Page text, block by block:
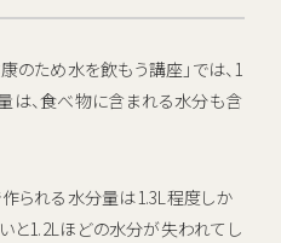
のため水を飲もう講座」では、1
は、食べ物に含まれる水分も含
られる水分量は1.3L程度しか
と1.2Lほどの水分が失われてし